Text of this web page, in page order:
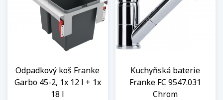
Odpadkový koš Franke
Garbo 45-2, 1x 12 l + 1x
18 l
Kuchyňská baterie
Franke FC 9547.031
Chrom